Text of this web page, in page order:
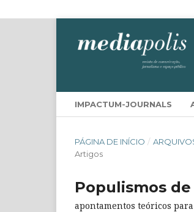
IMPACTUM-JOURNALS
PÁGINA DE INÍCIO /
Artigos
Populismos
apontamentos teóricos